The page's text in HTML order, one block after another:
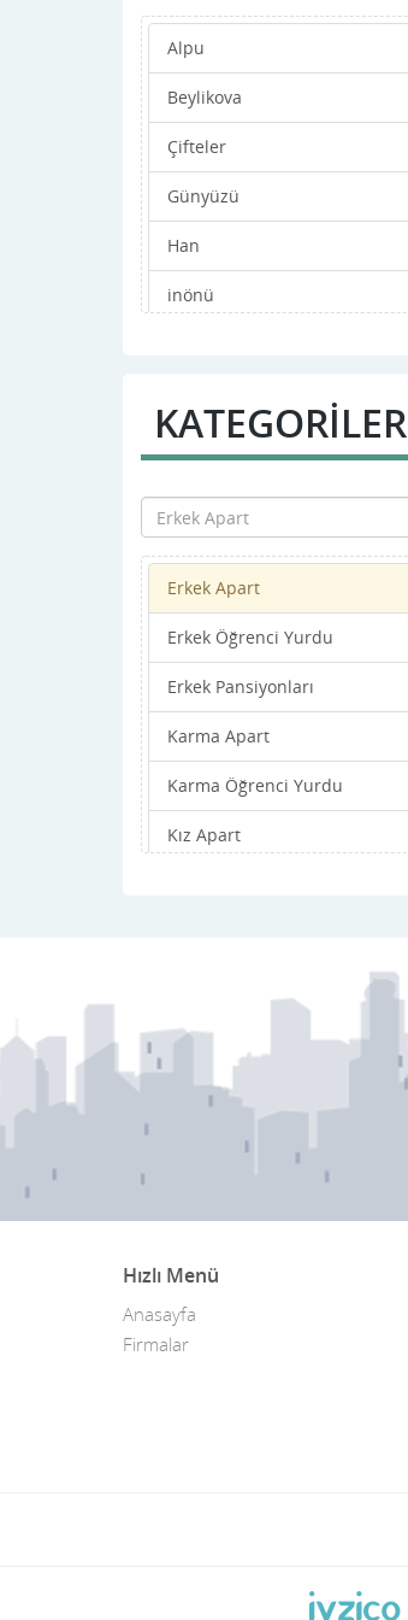
Alpu
Beylikova
Çifteler
Günyüzü
Han
inönü
Mihalgazi
Mihalıççık
Odunpazarı
Sarıcakaya
Seyitgazi
Sivrihisar
Tepebaşı
KATEGORİLER
Erkek Apart
Erkek Öğrenci Yurdu
Erkek Pansiyonları
Karma Apart
Karma Öğrenci Yurdu
Kız Apart
Hızlı Menü
Anasayfa
Firmalar